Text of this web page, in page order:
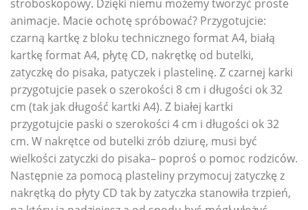
stroboskopowy. Dzięki niemu możemy tworzyć proste
animacje. Macie ochotę spróbować? Przygotujcie:
czarną kartkę z bloku technicznego format A4, białą
kartkę format A4, płytę CD, nakrętkę od butelki,
zatyczkę do pisaka, patyczek i plastelinę. Z czarnej karki
przygotujcie pasek o szerokości 8 cm i długości ok 32
cm (tak jak długość kartki A4). Z białej kartki
przygotujcie paski o szerokości 4 cm i długości ok 32
cm. W nakrętce od butelki zrób dziurę, musi być
wielkości zatyczki do pisaka– poproś o pomoc rodziców.
Następnie za pomocą plasteliny przymocuj zatyczkę z
nakrętką do płyty CD tak by zatyczka stanowiła trzpień,